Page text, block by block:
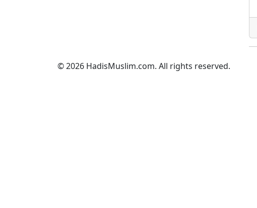
© 2026 HadisMuslim.com. All rights reserved.